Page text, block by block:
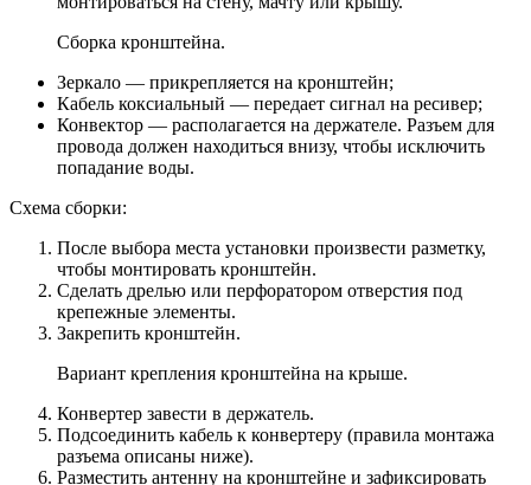
Сборка кронштейна.
Зеркало — прикрепляется на кронштейн;
Кабель коксиальный — передает сигнал на ресивер;
Конвектор — располагается на держателе. Разъем для
провода должен находиться внизу, чтобы исключить
попадание воды.
Схема сборки:
После выбора места установки произвести разметку,
чтобы монтировать кронштейн.
Сделать дрелью или перфоратором отверстия под
крепежные элементы.
Закрепить кронштейн.
Вариант крепления кронштейна на крыше.
Конвертер завести в держатель.
Подсоединить кабель к конвертеру (правила монтажа
разъема описаны ниже).
Разместить антенну на кронштейне и зафиксировать